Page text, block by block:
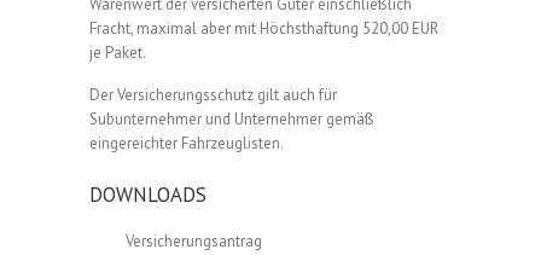
Warenwert der versicherten Güter einschließlich
Fracht, maximal aber mit Höchsthaftung 520,00 EUR
je Paket.
Der Versicherungsschutz gilt auch für
Subunternehmer und Unternehmer gemäß
eingereichter Fahrzeuglisten.
DOWNLOADS
Versicherungsantrag